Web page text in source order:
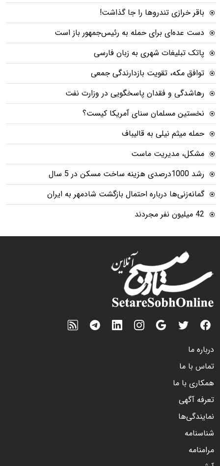
باقر خرازی تندروها را جا گذاشت!
دست عده‌ای برای حمله به رئیس‌جمهور باز است
پاتک تبلیغات شهری به زبان فارسی
توافق مکه، تقویت بازدارندگی جمعی
رهاشدگی و فقدان پاسخگویی در وزارت نفت
نخستین مسلمان سنای آمریکا کیست؟
حمله میثم نیلی به قالیباف
مشکل، مدیریت ماست
رشد 1000درصدی هزینه ساخت مسکن در 5 سال
گمانه‌زنی‌ها درباره احتمال بازگشت شادمهر به ایران
42 میلیون نفر مجردند
درباره ما
تماس با ما
همکاری با ما
تعرفه آگهی
نمایندگی‌ها
شناسنامه
مرامنامه